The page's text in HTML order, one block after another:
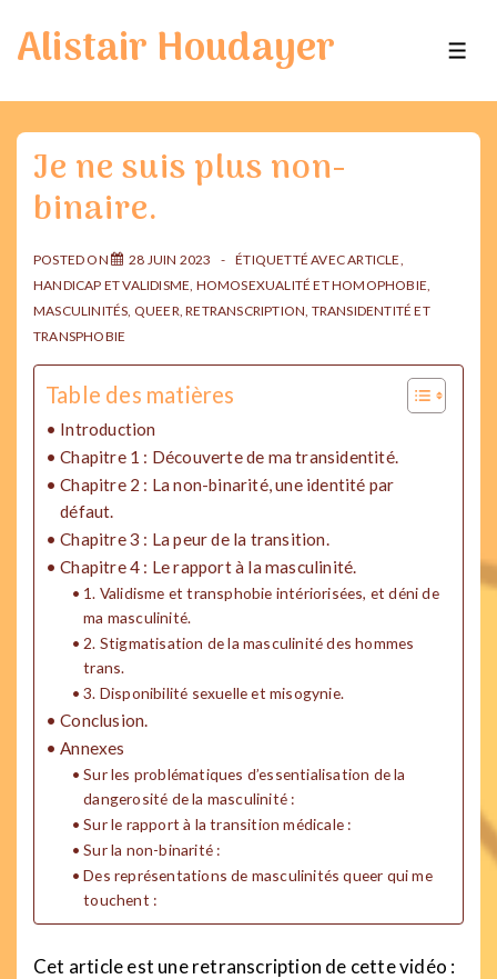
passer
Alistair Houdayer
Je ne suis plus non-
binaire.
POSTED ON 28 JUIN 2023 ÉTIQUETTÉ AVECARTICLE,
HANDICAP ET VALIDISME, HOMOSEXUALITÉ ET HOMOPHOBIE,
MASCULINITÉS, QUEER,RETRANSCRIPTION, TRANSIDENTITÉ ET
TRANSPHOBIE
Table des matières
Introduction
Chapitre 1 : Découverte de ma transidentité.
Chapitre 2 : La non-binarité, une identité par
défaut.
Chapitre 3 : La peur de la transition.
Chapitre 4 : Le rapport à la masculinité.
1. Validisme et transphobie intériorisées, et déni de
ma masculinité.
2. Stigmatisation de la masculinité des hommes
trans.
3. Disponibilité sexuelle et misogynie.
Conclusion.
Annexes
Sur les problématiques d’essentialisation de la
dangerosité de la masculinité :
Sur le rapport à la transition médicale :
Sur la non-binarité :
Des représentations de masculinités queer qui me
touchent :
Cet article est une retranscription de cette vidéo :